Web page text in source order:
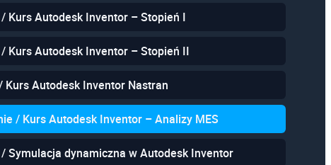
Kurs Autodesk Inventor – Stopień I
Kurs Autodesk Inventor – Stopień II
Kurs Autodesk Inventor Nastran
/ Kurs Autodesk Inventor – Analizy MES
Symulacja dynamiczna w Autodesk Inventor